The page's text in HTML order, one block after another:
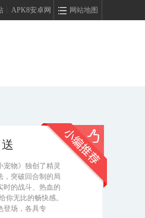
网站地图
APK8安卓网
宠物》独创了精灵
，突破回合制的局
时的战斗、热血的
你无比的畅快感。
登场，各具专